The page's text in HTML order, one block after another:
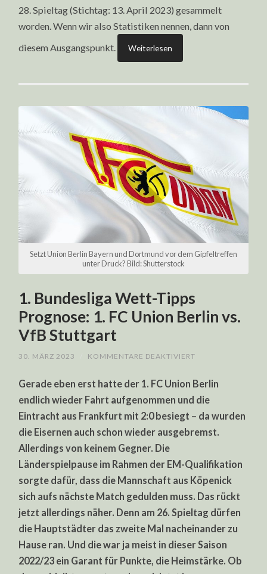
28. Spieltag (Stichtag: 13. April 2023) gesammelt
worden. Wenn wir also Statistiken nennen, dann von
diesem Ausgangspunkt.
Weiterlesen
Setzt Union Berlin Bayern und Dortmund vor dem Gipfeltreffen
unter Druck? Bild: Shutterstock
1. Bundesliga Wett-Tipps
Prognose: 1. FC Union Berlin vs.
VfB Stuttgart
30. MÄRZ 2023 KOMMENTARE DEAKTIVIERT
WETT-
PROGNOSE:
FC
UNION
BERLIN
STUTTGART
Gerade eben erst hatte der 1. FC Union Berlin
endlich wieder Fahrt aufgenommen und die
Eintracht aus Frankfurt mit 2:0 besiegt – da wurden
die Eisernen auch schon wieder ausgebremst.
Allerdings von keinem Gegner. Die
Länderspielpause im Rahmen der EM-Qualifikation
sorgte dafür, dass die Mannschaft aus Köpenick
sich aufs nächste Match gedulden muss. Das rückt
jetzt allerdings näher. Denn am 26. Spieltag dürfen
die Hauptstädter das zweite Mal nacheinander zu
Hause ran. Und die war ja meist in dieser Saison
2022/23 ein Garant für Punkte, die Heimstärke. Ob